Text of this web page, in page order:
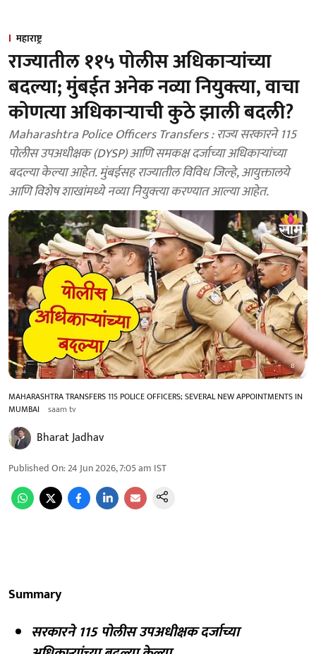
महाराष्ट्र
राज्यातील ११५ पोलीस अधिकाऱ्यांच्या
बदल्या; मुंबईत अनेक नव्या नियुक्त्या, वाचा
कोणत्या अधिकाऱ्याची कुठे झाली बदली?
Maharashtra Police Officers Transfers : राज्य सरकारने 115
पोलीस उपअधीक्षक (DYSP) आणि समकक्ष दर्जाच्या अधिकाऱ्यांच्या
बदल्या केल्या आहेत. मुंबईसह राज्यातील विविध जिल्हे, आयुक्तालये
आणि विशेष शाखांमध्ये नव्या नियुक्त्या करण्यात आल्या आहेत.
MAHARASHTRA TRANSFERS 115 POLICE OFFICERS; SEVERAL NEW APPOINTMENTS IN
MUMBAI
saam tv
Bharat Jadhav
Published On:24 Jun 2026, 7:05 am IST
Summary
सरकारने 115 पोलीस उपअधीक्षक दर्जाच्या